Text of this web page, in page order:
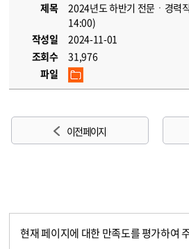
제목
2024년도 하반기 전문ㆍ경력
14:00)
작성일
2024-11-01
조회수
31,976
파일
이전 페이지
현재 페이지에 대한 만족도를 평가하여